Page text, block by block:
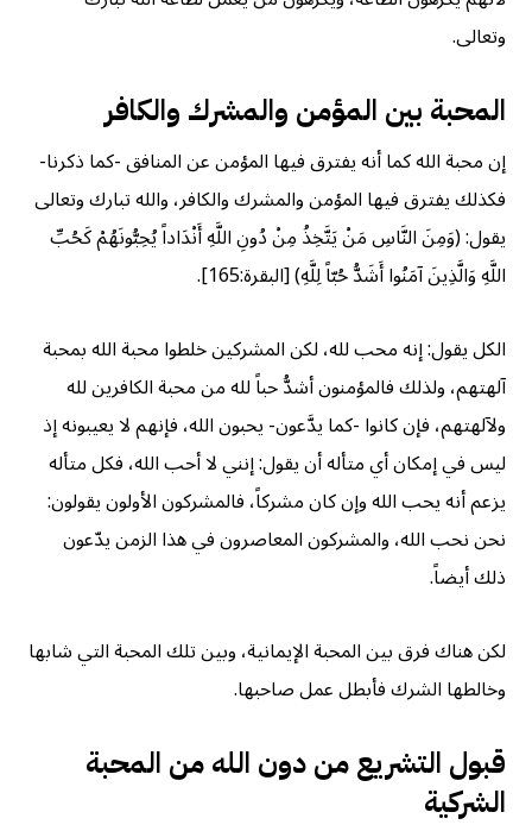
وتعالى.
المحبة بين المؤمن والمشرك والكافر
إن محبة الله كما أنه يفترق فيها المؤمن عن المنافق -كما ذكرنا-
فكذلك يفترق فيها المؤمن والمشرك والكافر، والله تبارك وتعالى
يقول: (وَمِنَ النَّاسِ مَنْ يَتَّخِذُ مِنْ دُونِ اللَّهِ أَنْدَاداً يُحِبُّونَهُمْ كَحُبِّ
اللَّهِ وَالَّذِينَ آمَنُوا أَشَدُّ حُبّاً لِلَّهِ) [البقرة:165].
الكل يقول: إنه محب لله، لكن المشركين خلطوا محبة الله بمحبة
آلهتهم، ولذلك فالمؤمنون أشدُّ حباً لله من محبة الكافرين لله
ولآلهتهم، فإن كانوا -كما يدَّعون- يحبون الله، فإنهم لا يعيبونه إذ
ليس في إمكان أي متأله أن يقول: إنني لا أحب الله، فكل متأله
يزعم أنه يحب الله وإن كان مشركاً، فالمشركون الأولون يقولون:
نحن نحب الله، والمشركون المعاصرون في هذا الزمن يدّعون
ذلك أيضاً.
لكن هناك فرق بين المحبة الإيمانية، وبين تلك المحبة التي شابها
وخالطها الشرك فأبطل عمل صاحبها.
قبول التشريع من دون الله من المحبة
الشركية